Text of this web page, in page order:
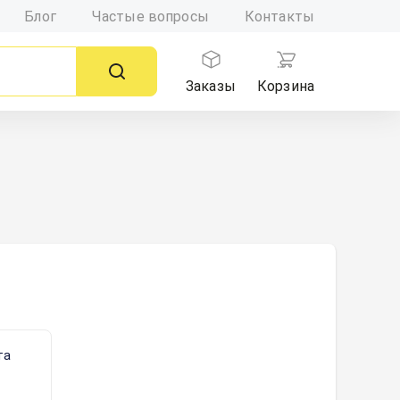
Блог Частые вопросы Контакты
Заказы
Корзина